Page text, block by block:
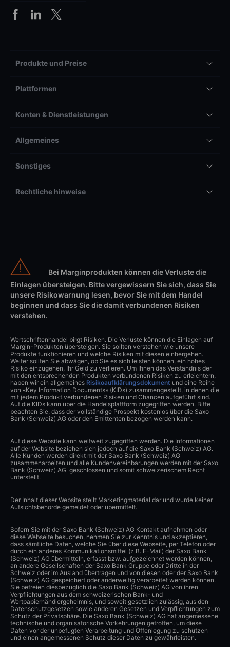
Produkte und Preise
Plattformen
Konten & Dienstleistungen
Allgemeines
Sonstiges
Rechtliche hinweise
Bei Marginprodukten können die Verluste die
Einlagen übersteigen. Bitte vergewissern Sie sich, dass Sie
unsere Risikowarnung lesen, bevor Sie mit dem Handel
beginnen und dass Sie die damit verbundenen Risiken
verstehen.
Wertschriftenhandel birgt Risiken. Die Verluste können die Einlagen auf
Margin-Produkten übersteigen. Sie sollten verstehen wie unsere
Produkte funktionieren und welche Risiken mit diesen einhergehen.
Weiter sollten Sie abwägen, ob Sie es sich leisten können, ein hohes
Risiko einzugehen, Ihr Geld zu verlieren. Um Ihnen das Verständnis der
mit den entsprechenden Produkten verbundenen Risiken zu erleichtern,
haben wir ein allgemeines Risikoaufklärungsdokument und eine Reihe
von «Key Information Documents» (KIDs) zusammengestellt, in denen die
mit jedem Produkt verbundenen Risiken und Chancen aufgeführt sind.
Auf die KIDs kann über die Handelsplattform zugegriffen werden. Bitte
beachten Sie, dass der vollständige Prospekt kostenlos über die Saxo
Bank (Schweiz) AG oder den Emittenten bezogen werden kann.
Auf diese Website kann weltweit zugegriffen werden. Die Informationen
auf der Website beziehen sich jedoch auf die Saxo Bank (Schweiz) AG.
Alle Kunden werden direkt mit der Saxo Bank (Schweiz) AG
zusammenarbeiten und alle Kundenvereinbarungen werden mit der Saxo
Bank (Schweiz) AG geschlossen und somit schweizerischem Recht
unterstellt.
Der Inhalt dieser Website stellt Marketingmaterial dar und wurde keiner
Aufsichtsbehörde gemeldet oder übermittelt.
Sofern Sie mit der Saxo Bank (Schweiz) AG Kontakt aufnehmen oder
diese Webseite besuchen, nehmen Sie zur Kenntnis und akzeptieren,
dass sämtliche Daten, welche Sie über diese Webseite, per Telefon oder
durch ein anderes Kommunikationsmittel (z.B. E-Mail) der Saxo Bank
(Schweiz) AG übermitteln, erfasst bzw. aufgezeichnet werden können,
an andere Gesellschaften der Saxo Bank Gruppe oder Dritte in der
Schweiz oder im Ausland übertragen und von diesen oder der Saxo Bank
(Schweiz) AG gespeichert oder anderweitig verarbeitet werden können.
Sie befreien diesbezüglich die Saxo Bank (Schweiz) AG von ihren
Verpflichtungen aus dem schweizerischen Bank- und
Wertpapierhändlergeheimnis, und soweit gesetzlich zulässig, aus den
Datenschutzgesetzen sowie anderen Gesetzen und Verpflichtungen zum
Schutz der Privatsphäre. Die Saxo Bank (Schweiz) AG hat angemessene
technische und organisatorische Vorkehrungen getroffen, um diese
Daten vor der unbefugten Verarbeitung und Offenlegung zu schützen
und einen angemessenen Schutz dieser Daten zu gewährleisten.